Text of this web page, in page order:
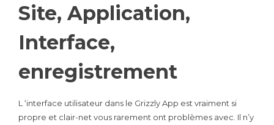
Site, Application,
Interface,
enregistrement
L ‘interface utilisateur dans le Grizzly App est vraiment si
propre et clair-net vous rarement ont problèmes avec. Il n’y